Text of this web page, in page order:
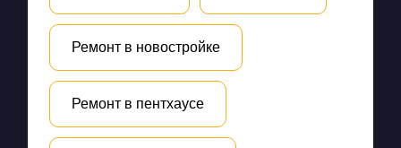
Ремонт в новостройке
Ремонт в пентхаусе